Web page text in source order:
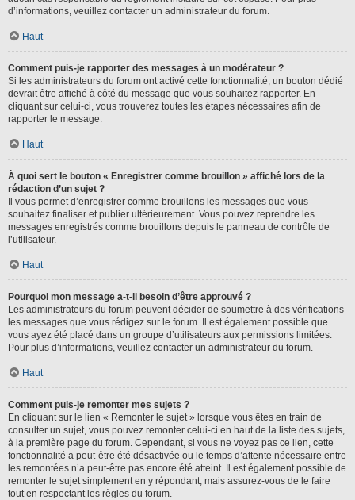
d’informations, veuillez contacter un administrateur du forum.
Haut
Comment puis-je rapporter des messages à un modérateur ?
Si les administrateurs du forum ont activé cette fonctionnalité, un bouton dédié
devrait être affiché à côté du message que vous souhaitez rapporter. En
cliquant sur celui-ci, vous trouverez toutes les étapes nécessaires afin de
rapporter le message.
Haut
À quoi sert le bouton « Enregistrer comme brouillon » affiché lors de la
rédaction d’un sujet ?
Il vous permet d’enregistrer comme brouillons les messages que vous
souhaitez finaliser et publier ultérieurement. Vous pouvez reprendre les
messages enregistrés comme brouillons depuis le panneau de contrôle de
l’utilisateur.
Haut
Pourquoi mon message a-t-il besoin d’être approuvé ?
Les administrateurs du forum peuvent décider de soumettre à des vérifications
les messages que vous rédigez sur le forum. Il est également possible que
vous ayez été placé dans un groupe d’utilisateurs aux permissions limitées.
Pour plus d’informations, veuillez contacter un administrateur du forum.
Haut
Comment puis-je remonter mes sujets ?
En cliquant sur le lien « Remonter le sujet » lorsque vous êtes en train de
consulter un sujet, vous pouvez remonter celui-ci en haut de la liste des sujets,
à la première page du forum. Cependant, si vous ne voyez pas ce lien, cette
fonctionnalité a peut-être été désactivée ou le temps d’attente nécessaire entre
les remontées n’a peut-être pas encore été atteint. Il est également possible de
remonter le sujet simplement en y répondant, mais assurez-vous de le faire
tout en respectant les règles du forum.